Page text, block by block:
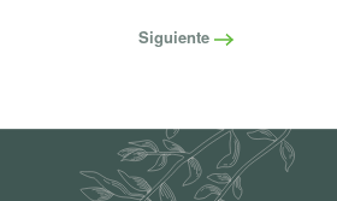
Siguiente